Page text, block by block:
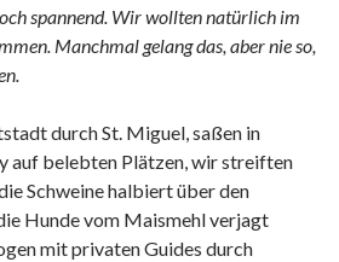
spannend. Wir wollten natürlich im
Manchmal gelang das, aber nie so,
durch St. Miguel, saßen in
auf belebten Plätzen, wir streiften
Schweine halbiert über den
Hunde vom Maismehl verjagt
mit privaten Guides durch